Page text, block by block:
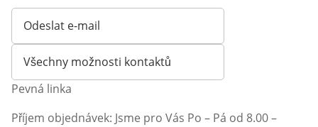
Odeslat e-mail
Otevírá e-mailového klienta
Všechny možnosti kontaktů
Pevná linka
Příjem objednávek: Jsme pro Vás Po – Pá od 8.00 –